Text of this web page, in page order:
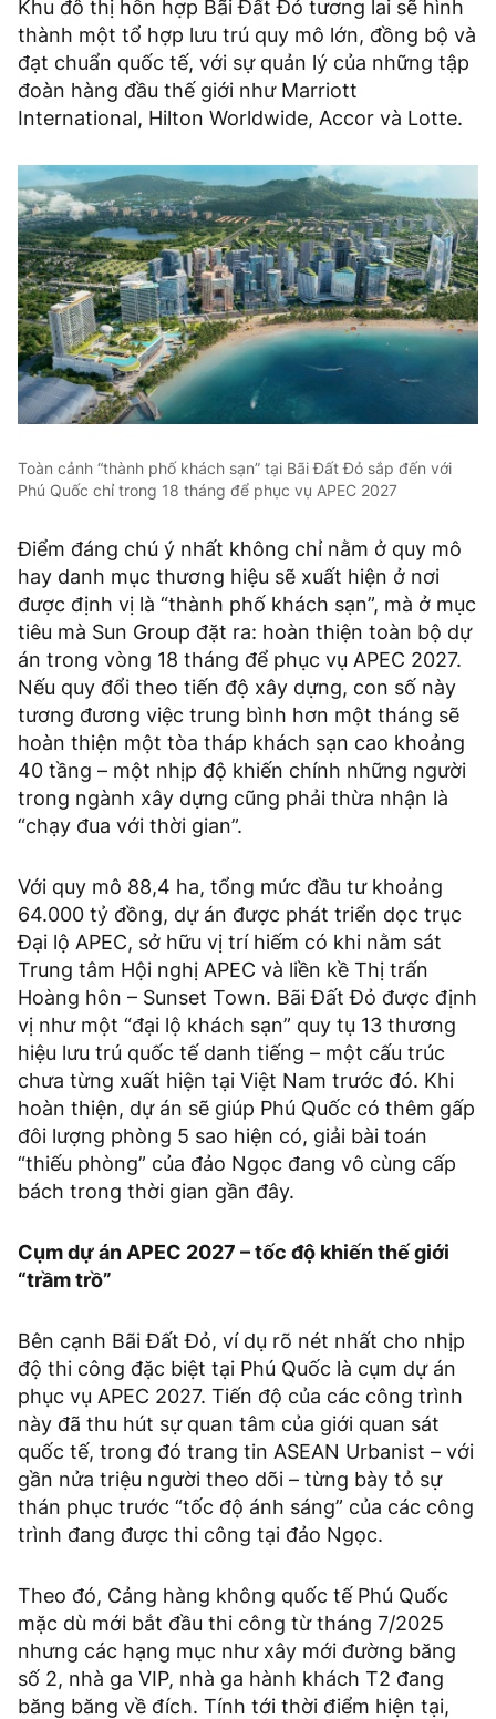
Khu đô thị hỗn hợp Bãi Đất Đỏ tương lai sẽ hình
thành một tổ hợp lưu trú quy mô lớn, đồng bộ và
đạt chuẩn quốc tế, với sự quản lý của những tập
đoàn hàng đầu thế giới như Marriott
International, Hilton Worldwide, Accor và Lotte.
Toàn cảnh “thành phố khách sạn” tại Bãi Đất Đỏ sắp đến với
Phú Quốc chỉ trong 18 tháng để phục vụ APEC 2027
Điểm đáng chú ý nhất không chỉ nằm ở quy mô
hay danh mục thương hiệu sẽ xuất hiện ở nơi
được định vị là “thành phố khách sạn”, mà ở mục
tiêu mà Sun Group đặt ra: hoàn thiện toàn bộ dự
án trong vòng 18 tháng để phục vụ APEC 2027.
Nếu quy đổi theo tiến độ xây dựng, con số này
tương đương việc trung bình hơn một tháng sẽ
hoàn thiện một tòa tháp khách sạn cao khoảng
40 tầng – một nhịp độ khiến chính những người
trong ngành xây dựng cũng phải thừa nhận là
“chạy đua với thời gian”.
Với quy mô 88,4 ha, tổng mức đầu tư khoảng
64.000 tỷ đồng, dự án được phát triển dọc trục
Đại lộ APEC, sở hữu vị trí hiếm có khi nằm sát
Trung tâm Hội nghị APEC và liền kề Thị trấn
Hoàng hôn – Sunset Town. Bãi Đất Đỏ được định
vị như một “đại lộ khách sạn” quy tụ 13 thương
hiệu lưu trú quốc tế danh tiếng – một cấu trúc
chưa từng xuất hiện tại Việt Nam trước đó. Khi
hoàn thiện, dự án sẽ giúp Phú Quốc có thêm gấp
đôi lượng phòng 5 sao hiện có, giải bài toán
“thiếu phòng” của đảo Ngọc đang vô cùng cấp
bách trong thời gian gần đây.
Cụm dự án APEC 2027 – tốc độ khiến thế giới
“trầm trồ”
Bên cạnh Bãi Đất Đỏ, ví dụ rõ nét nhất cho nhịp
độ thi công đặc biệt tại Phú Quốc là cụm dự án
phục vụ APEC 2027. Tiến độ của các công trình
này đã thu hút sự quan tâm của giới quan sát
quốc tế, trong đó trang tin ASEAN Urbanist – với
gần nửa triệu người theo dõi – từng bày tỏ sự
thán phục trước “tốc độ ánh sáng” của các công
trình đang được thi công tại đảo Ngọc.
Theo đó, Cảng hàng không quốc tế Phú Quốc
mặc dù mới bắt đầu thi công từ tháng 7/2025
nhưng các hạng mục như xây mới đường băng
số 2, nhà ga VIP, nhà ga hành khách T2 đang
băng băng về đích. Tính tới thời điểm hiện tại,